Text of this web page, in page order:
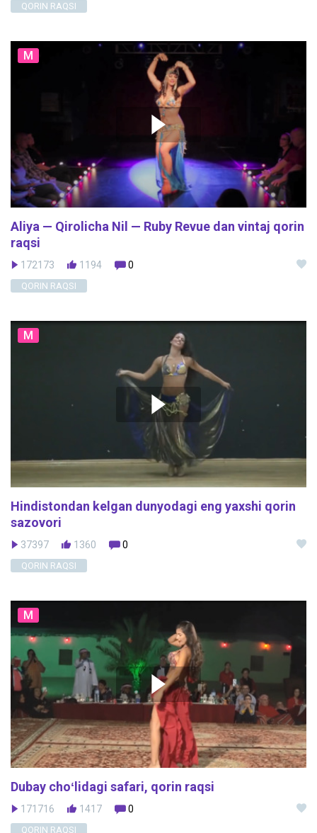
QORIN RAQSI
M
Aliya — Qirolicha Nil — Ruby Revue dan vintaj qorin
raqsi
172173 1194 0
QORIN RAQSI
M
Hindistondan kelgan dunyodagi eng yaxshi qorin
sazovori
37397 1360 0
QORIN RAQSI
M
Dubay choʻlidagi safari, qorin raqsi
171716 1417 0
QORIN RAQSI